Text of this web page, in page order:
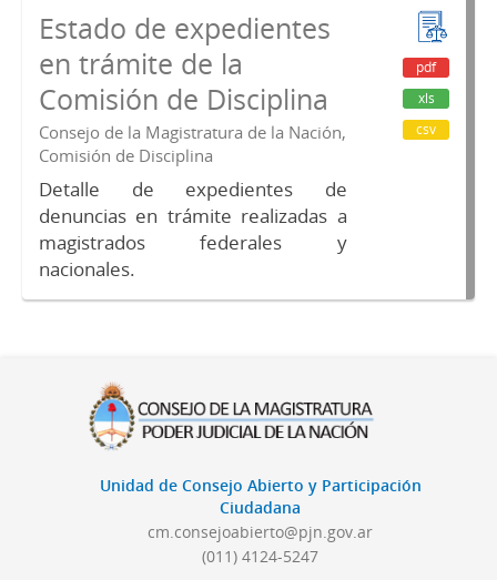
Estado de expedientes
en trámite de la
Comisión de Disciplina
Consejo de la Magistratura de la Nación,
Comisión de Disciplina
Detalle de expedientes de
denuncias en trámite realizadas a
magistrados federales y
nacionales.
pdf
xls
csv
Unidad de Consejo Abierto y Participación
Ciudadana
cm.consejoabierto@pjn.gov.ar
(011) 4124-5247